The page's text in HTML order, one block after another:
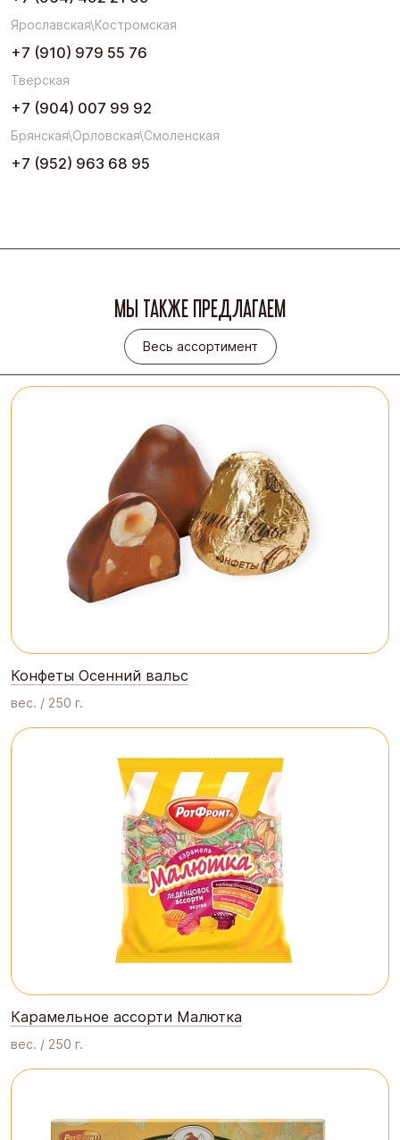
Ярославская\Костромская
+7 (910) 979 55 76
Тверская
+7 (904) 007 99 92
Брянская\Орловская\Смоленская
+7 (952) 963 68 95
МЫ ТАКЖЕ ПРЕДЛАГАЕМ
Весь ассортимент
Весь ассортимент
Конфеты Осенний вальс
вес. / 250 г.
Карамельное ассорти Малютка
вес. / 250 г.